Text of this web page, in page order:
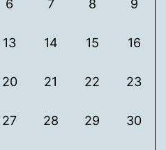
6 7 8 9
13 14 15 16
20 21 22 23
27 28 29 30